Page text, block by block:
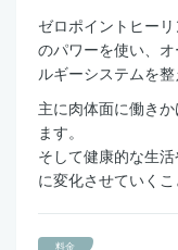
ゼロポイントヒー
のパワーを使い、
ルギーシステムを整
主に肉体面に働き
ます。
そして健康的な生
に変化させていくこ
料金